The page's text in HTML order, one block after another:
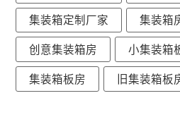
集装箱定制厂家 集装箱
创意集装箱房 小集装箱
集装箱板房 旧集装箱板